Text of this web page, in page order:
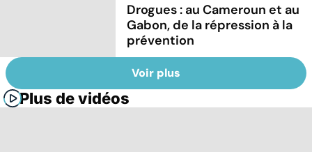
Drogues : au Cameroun et au
Gabon, de la répression à la
prévention
Voir plus
Plus de vidéos